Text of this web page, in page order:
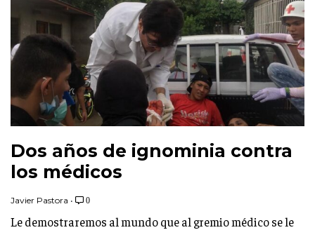
Dos años de ignominia contra
los médicos
Javier Pastora • 0
Le demostraremos al mundo que al gremio médico se le